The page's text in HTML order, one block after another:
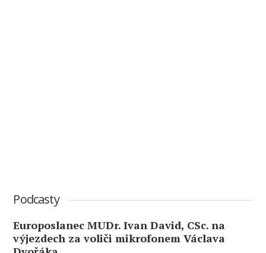
Podcasty
Europoslanec MUDr. Ivan David, CSc. na
výjezdech za voliči mikrofonem Václava